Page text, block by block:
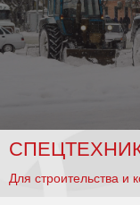
Для строительства и